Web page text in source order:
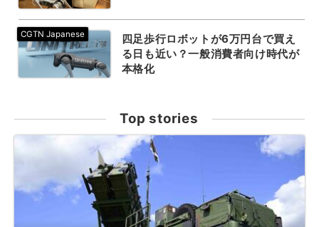
四足歩行ロボットが6万円台で買え
る日も近い？一般消費者向け時代が
本格化
Top stories